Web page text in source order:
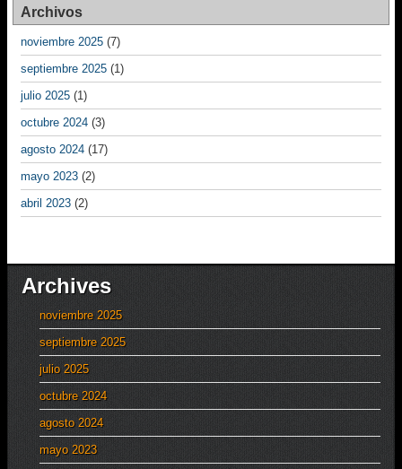
Archivos
noviembre 2025 (7)
septiembre 2025 (1)
julio 2025 (1)
octubre 2024 (3)
agosto 2024 (17)
mayo 2023 (2)
abril 2023 (2)
Archives
noviembre 2025
septiembre 2025
julio 2025
octubre 2024
agosto 2024
mayo 2023